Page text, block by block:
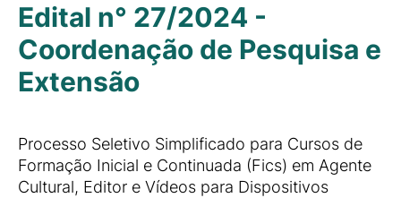
Edital n° 27/2024 -
Coordenação de Pesquisa e
Extensão
Processo Seletivo Simplificado para Cursos de
Formação Inicial e Continuada (Fics) em Agente
Cultural, Editor e Vídeos para Dispositivos